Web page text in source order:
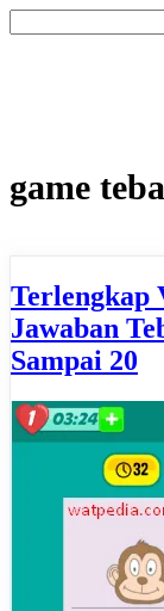
to
game
Terlengkap
Jawaban
Sampai 20